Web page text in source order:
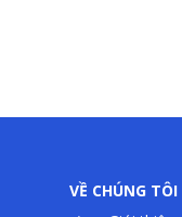
VỀ CHÚNG TÔI